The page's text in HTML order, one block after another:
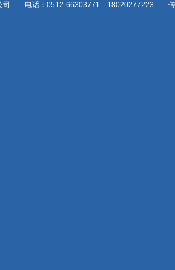
公司 电话：0512-66303771 18020277223 传